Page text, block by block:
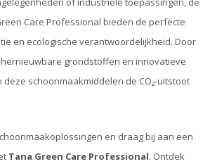
Care Professional bieden de perfecte
en ecologische verantwoordelijkheid. Door
grondstoffen en innovatieve
schoonmaakmiddelen de CO₂-uitstoot
en draag bij aan een
Tana Green Care Professional. Ontdek